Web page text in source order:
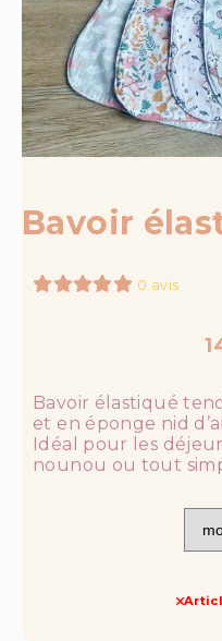
Bavoir
0 avis
Bavoir élastiqué
et en éponge nid
Idéal pour les
nounou ou tout